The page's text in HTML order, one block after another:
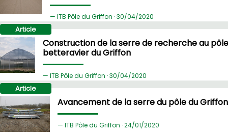
ITB Pôle du Griffon ·30/04/2020
Article
Construction de la serre de recherche au pôle
betteravier du Griffon
ITB Pôle du Griffon ·30/04/2020
Article
Avancement de la serre du pôle du Griffon
ITB Pôle du Griffon ·24/01/2020